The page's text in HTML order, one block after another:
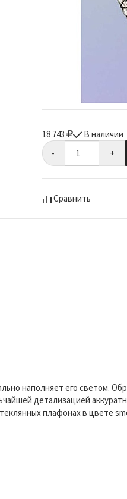
18 743
В наличии
-
+
Сравнить
наполняет его светом.
детализацией
плафонах в цвете